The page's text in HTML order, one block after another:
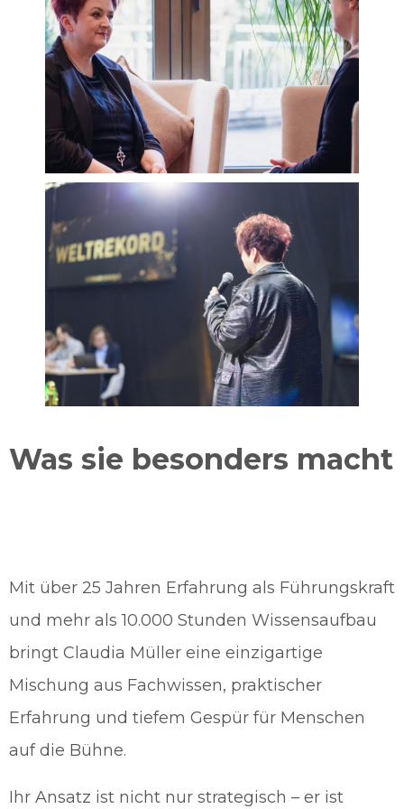
Was sie besonders macht
Mit über 25 Jahren Erfahrung als Führungskraft
und mehr als 10.000 Stunden Wissensaufbau
bringt Claudia Müller eine einzigartige
Mischung aus Fachwissen, praktischer
Erfahrung und tiefem Gespür für Menschen
auf die Bühne.
Ihr Ansatz ist nicht nur strategisch – er ist